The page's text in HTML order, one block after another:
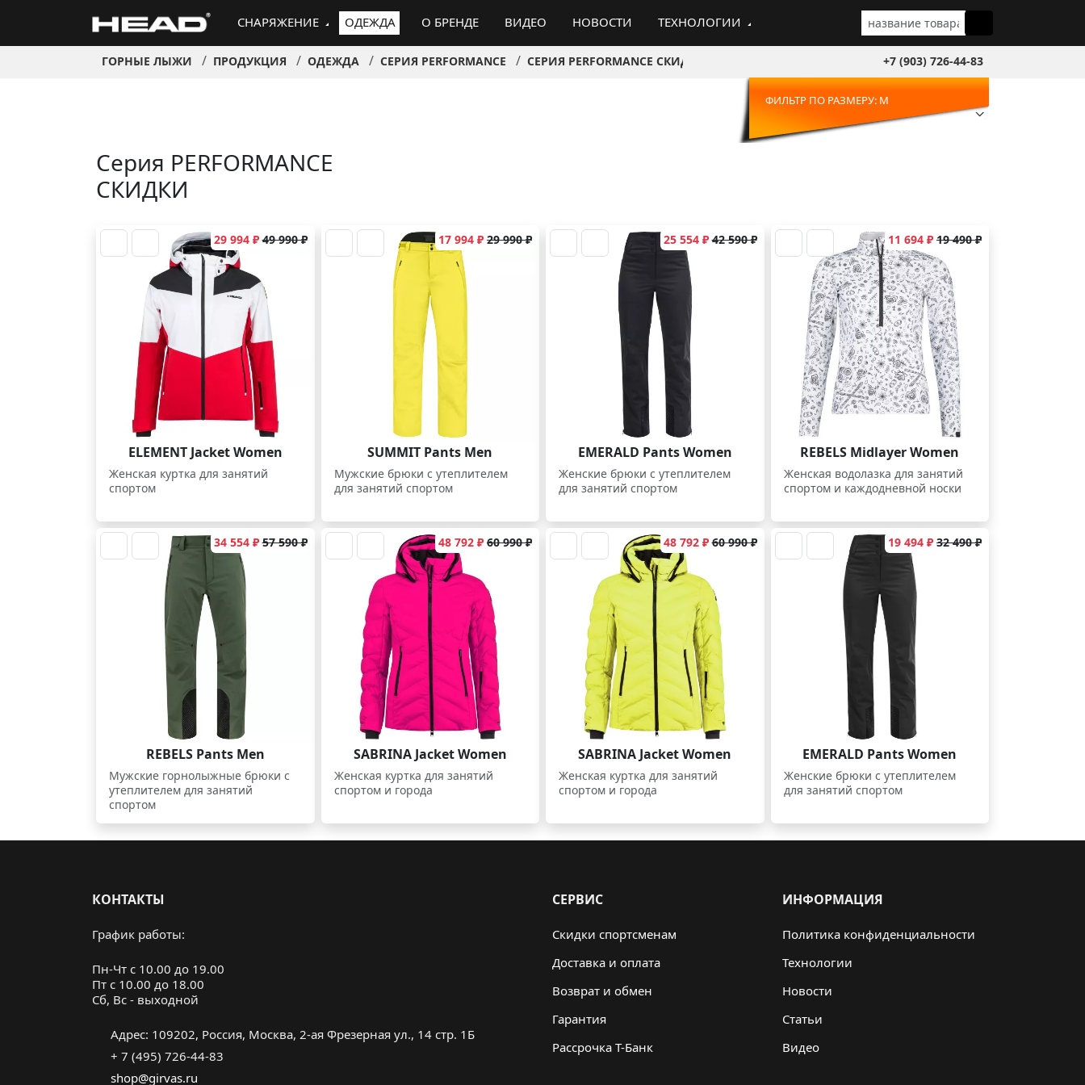
СНАРЯЖЕНИЕ ОДЕЖДА О БРЕНДЕ ВИДЕО НОВОСТИ ТЕХНОЛОГИИ
ГОРНЫЕ ЛЫЖИ ПРОДУКЦИЯ ОДЕЖДА СЕРИЯ PERFORMANCE СЕРИЯ PERFORMANCE СКИДКИ +7 (903) 726-44-83
ФИЛЬТР ПО РАЗМЕРУ: M
Серия PERFORMANCE
СКИДКИ
29 994 ₽49 990 ₽
ELEMENT Jacket Women
Женская куртка для занятий
спортом
17 994 ₽ 29 990 ₽
SUMMIT Pants Men
Мужские брюки с утеплителем
для занятий спортом
25 554 ₽42 590 ₽
EMERALD Pants Women
Женские брюки с утеплителем
для занятий спортом
11 694 ₽ 19 490 ₽
REBELS Midlayer Women
Женская водолазка для занятий
спортом и каждодневной носки
34 554 ₽57 590 ₽
REBELS Pants Men
Мужские горнолыжные брюки с
утеплителем для занятий
спортом
48 792 ₽ 60 990 ₽
SABRINA Jacket Women
Женская куртка для занятий
спортом и города
48 792 ₽60 990 ₽
SABRINA Jacket Women
Женская куртка для занятий
спортом и города
19 494 ₽ 32 490 ₽
EMERALD Pants Women
Женские брюки с утеплителем
для занятий спортом
КОНТАКТЫ
График работы:
Пн-Чт с 10.00 до 19.00
Пт с 10.00 до 18.00
Cб, Вс - выходной
Адрес: 109202, Россия, Москва, 2-ая Фрезерная ул., 14 стр. 1Б
+ 7 (495) 726-44-83
shop@girvas.ru
СЕРВИС
Скидки спортсменам
Доставка и оплата
Возврат и обмен
Гарантия
Рассрочка Т-Банк
ИНФОРМАЦИЯ
Политика конфиденциальности
Технологии
Новости
Статьи
Видео